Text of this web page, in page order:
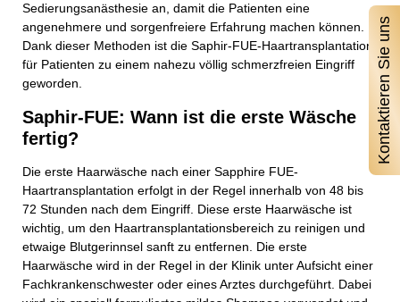
Kontaktieren Sie uns
Sedierungsanästhesie an, damit die Patienten eine
angenehmere und sorgenfreiere Erfahrung machen können.
Dank dieser Methoden ist die Saphir-FUE-Haartransplantation
für Patienten zu einem nahezu völlig schmerzfreien Eingriff
geworden.
Saphir-FUE: Wann ist die erste Wäsche
fertig?
Die erste Haarwäsche nach einer Sapphire FUE-
Haartransplantation erfolgt in der Regel innerhalb von 48 bis
72 Stunden nach dem Eingriff. Diese erste Haarwäsche ist
wichtig, um den Haartransplantationsbereich zu reinigen und
etwaige Blutgerinnsel sanft zu entfernen. Die erste
Haarwäsche wird in der Regel in der Klinik unter Aufsicht einer
Fachkrankenschwester oder eines Arztes durchgeführt. Dabei